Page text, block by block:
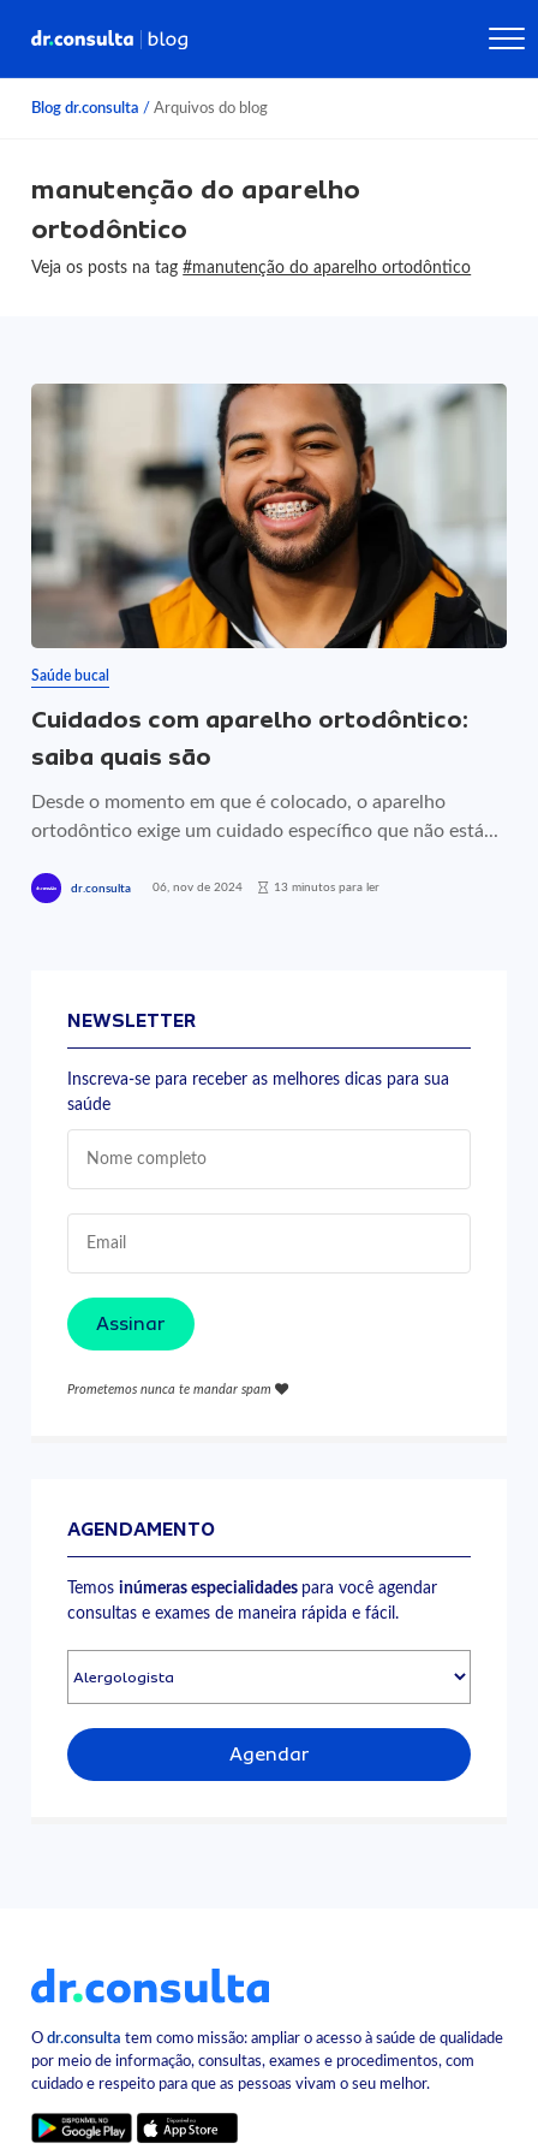
Blog dr.consulta / Arquivos do blog
manutenção do aparelho
ortodôntico
Veja os posts na tag#manutenção do aparelho ortodôntico
Saúde bucal
Cuidados com aparelho ortodôntico:
saiba quais são
Desde o momento em que é colocado, o aparelho
ortodôntico exige um cuidado específico que não está...
dr.consulta 06, nov de 2024 13 minutos para ler
NEWSLETTER
Inscreva-se para receber as melhores dicas para sua
saúde
Assinar
Prometemos nunca te mandar spam
AGENDAMENTO
Temosinúmeras especialidades para você agendar
consultas e exames de maneira rápida e fácil.
Agendar
Odr.consulta tem como missão: ampliar o acesso à saúde de qualidade
por meio de informação, consultas, exames e procedimentos, com
cuidado e respeito para que as pessoas vivam o seu melhor.